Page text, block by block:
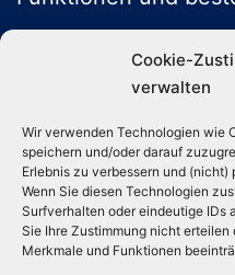
Cookie-
verwalten
Wir verwenden Technologien wie
speichern und/oder darauf
Erlebnis zu verbessern und
Wenn Sie diesen Technologien
Surfverhalten oder eindeutige IDs
Sie Ihre Zustimmung nicht
Merkmale und Funktionen
ABONNIEREN
Folge uns auf Social